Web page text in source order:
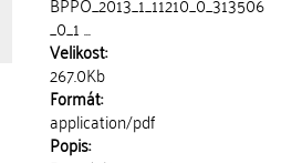
_0_1 ...
Velikost:
267.0Kb
Formát:
application/pdf
Popis: